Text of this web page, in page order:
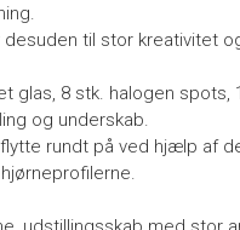
til stor kreativitet
glas, 8 stk. halogen spots,
og underskab.
rundt på ved hjælp af